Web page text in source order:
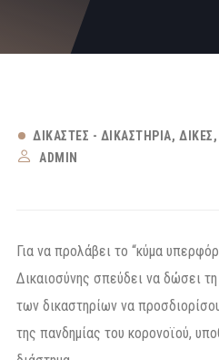
ΔΙΚΑΣΤΈΣ - ΔΙΚΑΣΤΉΡΙΑ ΔΊΚΕΣ
ADMIN
Για να προλάβει το “κύμα
Δικαιοσύνης σπεύδει να δώσει
των δικαστηρίων να
της πανδημίας του κορονοϊού,